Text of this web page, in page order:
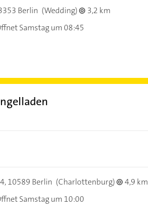
Berlin (Wedding)
3,2 km
Samstag um 08:45
10589 Berlin (Charlottenburg)
4,9 km
Samstag um 10:00